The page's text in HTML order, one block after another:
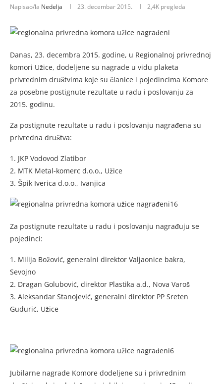
Napisao/la Nedelja 23. decembar 2015. 2,4K pregleda
Danas, 23. decembra 2015. godine, u Regionalnoj privrednoj
komori Užice, dodeljene su nagrade u vidu plaketa
privrednim društvima koje su članice i pojedincima Komore
za posebne postignute rezultate u radu i poslovanju za
2015. godinu.
Za postignute rezultate u radu i poslovanju nagrađena su
privredna društva:
1. JKP Vodovod Zlatibor
2. MTK Metal-komerc d.o.o., Užice
3. Špik Iverica d.o.o., Ivanjica
Za postignute rezultate u radu i poslovanju nagrađuju se
pojedinci:
1. Milija Božović, generalni direktor Valjaonice bakra,
Sevojno
2. Dragan Golubović, direktor Plastika a.d., Nova Varoš
3. Aleksandar Stanojević, generalni direktor PP Sreten
Gudurić, Užice
Jubilarne nagrade Komore dodeljene su i privrednim